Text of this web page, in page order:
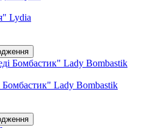
Lydia
Бомбастик" Lady Bombastik